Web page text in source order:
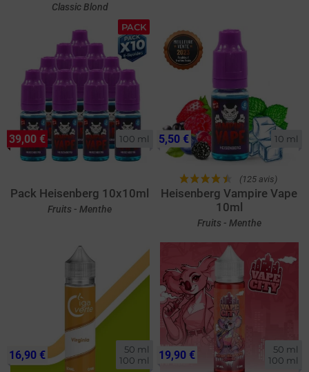
Classic Blond
PACK
100 ml
Pack Heisenberg 10x10ml
Fruits - Menthe
39,00 € 10 ml
(125 avis)
Heisenberg Vampire Vape
10ml
Fruits - Menthe
5,50 €
50 ml
100 ml
16,90 €
50 ml
100 ml
19,90 €